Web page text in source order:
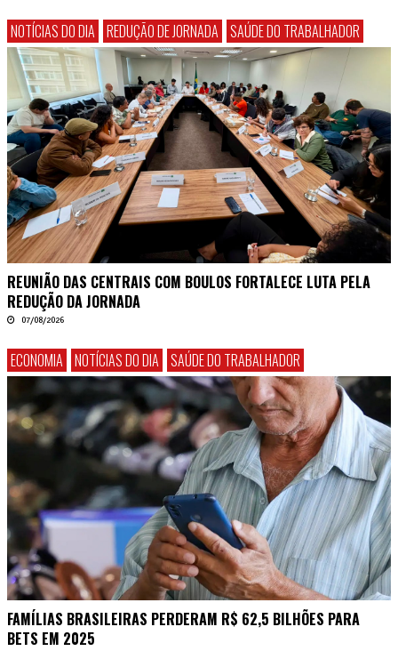
NOTÍCIAS DO DIA REDUÇÃO DE JORNADA SAÚDE DO TRABALHADOR
REUNIÃO DAS CENTRAIS COM BOULOS FORTALECE LUTA PELA
REDUÇÃO DA JORNADA
07/08/2026
ECONOMIA NOTÍCIAS DO DIA SAÚDE DO TRABALHADOR
FAMÍLIAS BRASILEIRAS PERDERAM R$ 62,5 BILHÕES PARA
BETS EM 2025